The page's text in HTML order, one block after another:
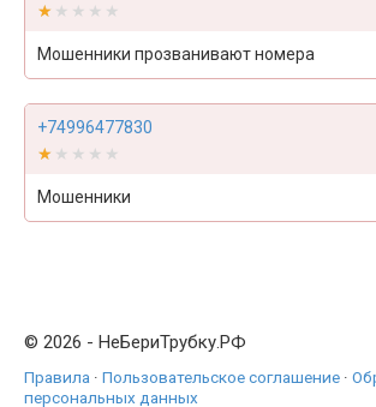
★★★★★
★★★★★
Мошенники прозванивают номера
+74996477830
★★★★★
★★★★★
Мошенники
© 2026 - НеБериТрубку.РФ
Правила · Пользовательское соглашение ·
персональных данных